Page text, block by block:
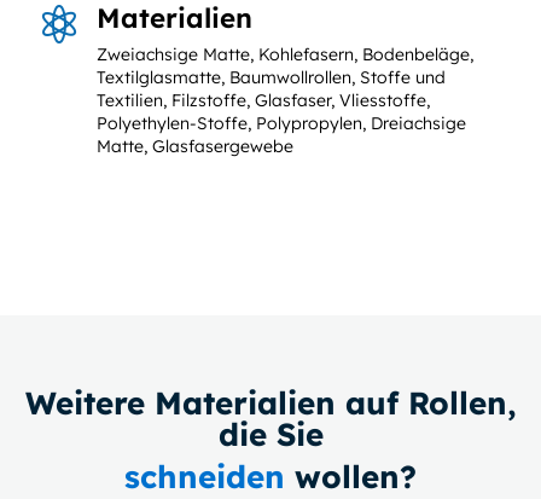
 Materialien
Zweiachsige Matte, Kohlefasern, Bodenbeläge,
Textilglasmatte, Baumwollrollen, Stoffe und
Textilien, Filzstoffe, Glasfaser, Vliesstoffe,
Polyethylen-Stoffe, Polypropylen, Dreiachsige
Matte, Glasfasergewebe
Weitere Materialien auf Rollen,
die Sie
schneiden wollen?